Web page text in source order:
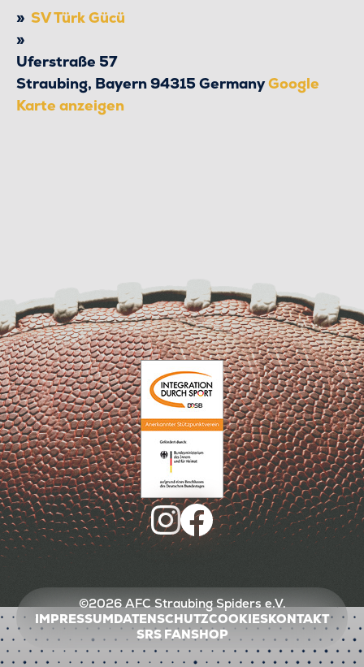
SV Türk Gücü
Uferstraße 57
Straubing, Bayern94315GermanyGoogle
Karte anzeigen
©2026 AFC Straubing Spiders e.V.
IMPRESSUMDATENSCHUTZCOOKIESKONTAKT
SRS FANSHOP